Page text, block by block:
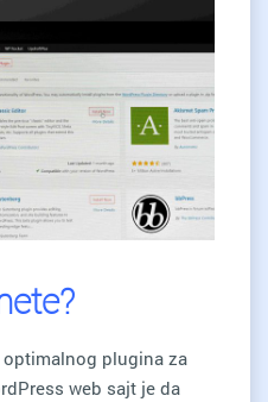
plugina za
web sajt je da